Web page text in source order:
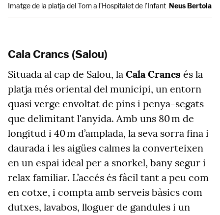
Imatge de la platja del Torn a l'Hospitalet de l'Infant Neus Bertola/
Cala Crancs (Salou)
Situada al cap de Salou, la Cala Crancs és la
platja més oriental del municipi, un entorn
quasi verge envoltat de pins i penya-segats
que delimitant l'anyida. Amb uns 80 m de
longitud i 40 m d’amplada, la seva sorra fina i
daurada i les aigües calmes la converteixen
en un espai ideal per a snorkel, bany segur i
relax familiar. L’accés és fàcil tant a peu com
en cotxe, i compta amb serveis bàsics com
dutxes, lavabos, lloguer de gandules i un